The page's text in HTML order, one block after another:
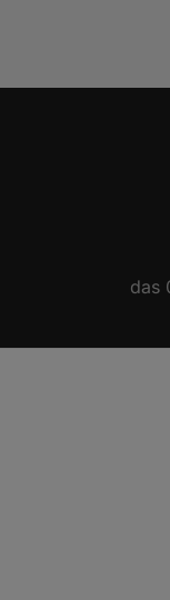
das